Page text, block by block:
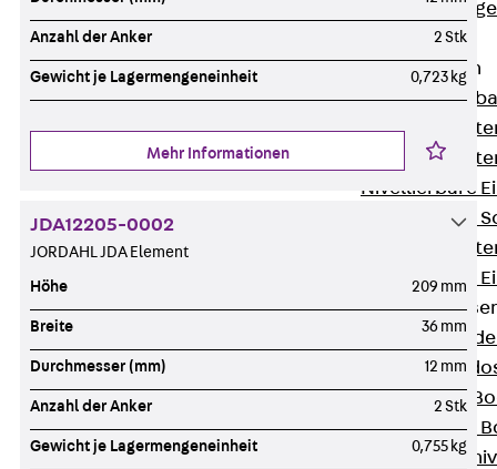
Einbaueinheiten
Zurück
Nivellierbare
Nivellierbare
Nivellierbare
Zurück
Zubehör für
Nivellierbare
Zubehör für
Anzahl der Anker 2 Stk
Gewicht je Lagermengeneinheit 0,723 kg
Mehr Informationen
JDA12205-0002
JORDAHL JDA Element
Höhe 209 mm
Breite 36 mm
Durchmesser (mm) 12 mm
Anzahl der Anker 2 Stk
Gewicht je Lagermengeneinheit 0,755 kg